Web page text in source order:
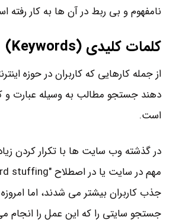
نامفهوم و بی ربط در آن ها به کار
کلمات کلیدی (Keywords
)
از جمله کارهایی که کاربران در حوزه
دهند جستجو مطالب به وسیله عبارت و
است.
در گذشته وب سایت ها با تکرار کردن
جذب کاربران بیشتر می شدند، اما
جستجو سایتی را که این عمل را انجام